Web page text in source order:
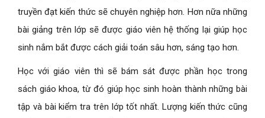
truyền đạt kiến thức sẽ chuyên nghiệp hơn. Hơn nữa những
bài giảng trên lớp sẽ được giáo viên hệ thống lại giúp học
sinh nắm bắt được cách giải toán sâu hơn, sáng tạo hơn.
Học với giáo viên thì sẽ bám sát được phần học trong
sách giáo khoa, từ đó giúp học sinh hoàn thành những bài
tập và bài kiểm tra trên lớp tốt nhất. Lượng kiến thức cũng